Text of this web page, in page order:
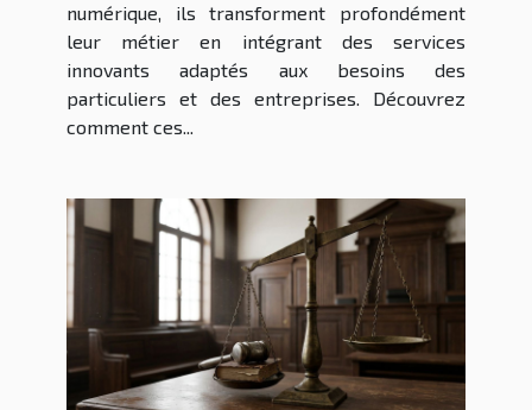
numérique, ils transforment profondément
leur métier en intégrant des services
innovants adaptés aux besoins des
particuliers et des entreprises. Découvrez
comment ces...